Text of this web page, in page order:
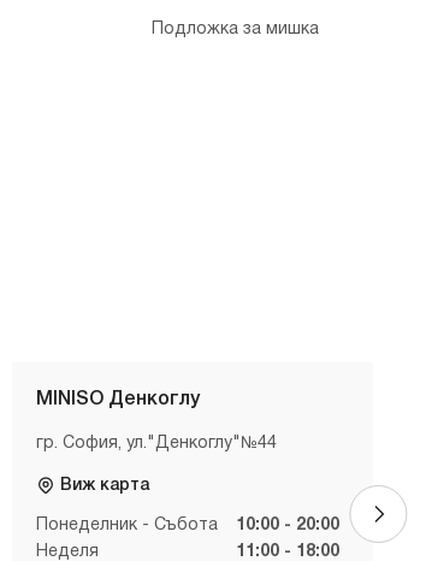
Подложка за мишка
MINISO Денкоглу
гр. София, ул."Денкоглу"№44
Виж карта
Понеделник - Събота
10:00 - 20:00
Неделя
11:00 - 18:00